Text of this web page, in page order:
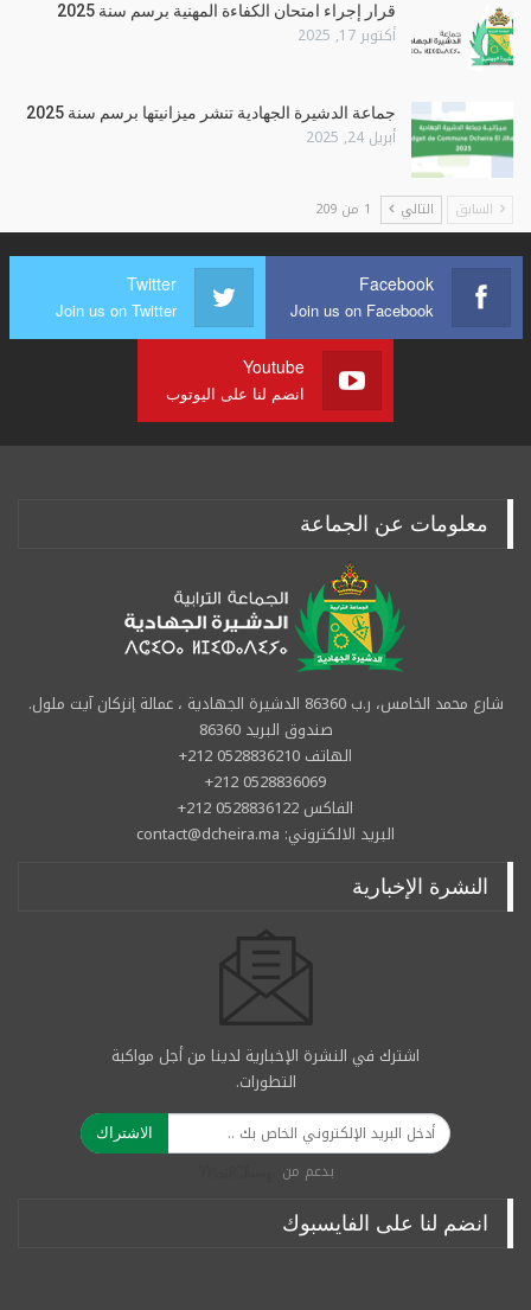
قرار إجراء امتحان الكفاءة المهنية برسم سنة 2025
أكتوبر 17, 2025
جماعة الدشيرة الجهادية تنشر ميزانيتها برسم سنة 2025
أبريل 24, 2025
السابق التالي 1 من 209
Facebook
Join us on Facebook
Twitter
Join us on Twitter
Youtube
انضم لنا على اليوتوب
معلومات عن الجماعة
شارع محمد الخامس، ر.ب 86360 الدشيرة الجهادية ، عمالة إنزكان آيت ملول.
صندوق البريد 86360
الهاتف 0528836210 212+
0528836069 212+
الفاكس 0528836122 212+
البريد الالكتروني: contact@dcheira.ma
النشرة الإخبارية
اشترك في النشرة الإخبارية لدينا من أجل مواكبة
التطورات.
الاشتراك
بدعم من
انضم لنا على الفايسبوك